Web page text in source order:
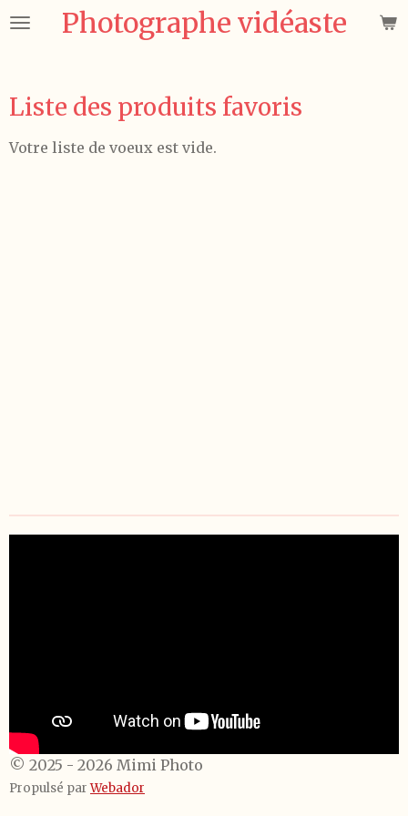
Passer
Photographe vidéaste
Liste des produits favoris
Votre liste de voeux est vide.
© 2025 - 2026 Mimi Photo
Propulsé parWebador